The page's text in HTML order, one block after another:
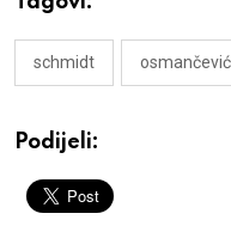
schmidt osmančević
Podijeli: